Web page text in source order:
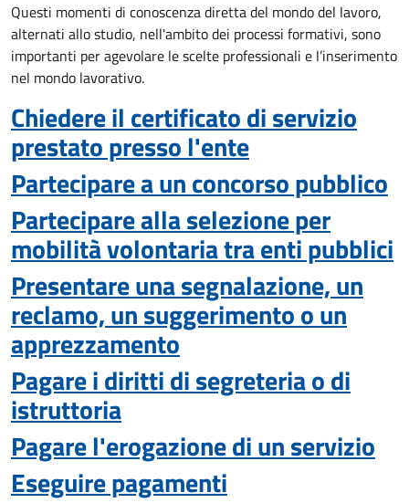
Questi momenti di conoscenza diretta del mondo del lavoro,
alternati allo studio, nell'ambito dei processi formativi, sono
importanti per agevolare le scelte professionali e l’inserimento
nel mondo lavorativo.
Chiedere il certificato di servizio
prestato presso l'ente
Partecipare a un concorso pubblico
Partecipare alla selezione per
mobilità volontaria tra enti pubblici
Presentare una segnalazione, un
reclamo, un suggerimento o un
apprezzamento
Pagare i diritti di segreteria o di
istruttoria
Pagare l'erogazione di un servizio
Eseguire pagamenti